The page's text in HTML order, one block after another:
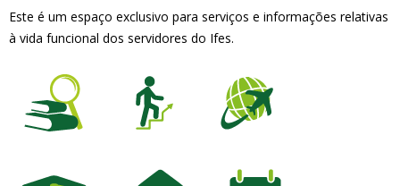
Este é um espaço exclusivo para serviços e informações relativas
à vida funcional dos servidores do Ifes.